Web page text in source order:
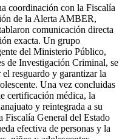
coordinación con la Fiscalía
de la Alerta AMBER,
comunicación directa
exacta. Un grupo
del Ministerio Público,
de Investigación Criminal, se
resguardo y garantizar la
Una vez concluidas
certificación médica, la
y reintegrada a su
Fiscalía General del Estado
efectiva de personas y la